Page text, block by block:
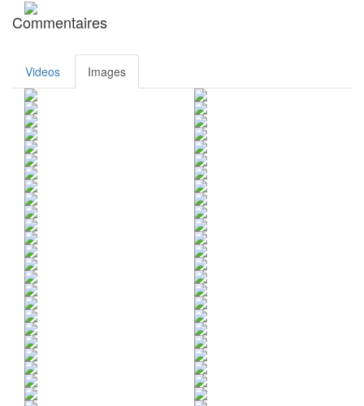
Commentaires
Videos Images